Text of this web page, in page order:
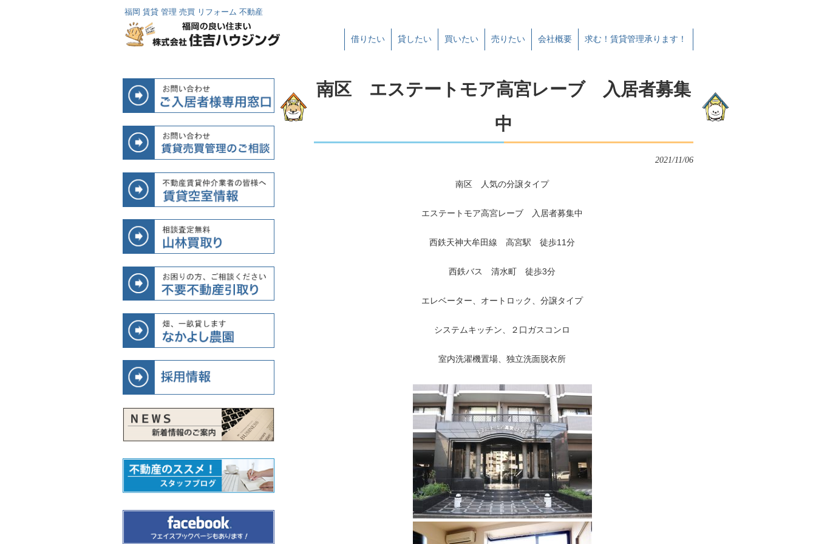
福岡 賃貸 管理 売買 リフォーム 不動産
借りたい 貸したい 買いたい 売りたい 会社概要 求む！賃貸管理承ります！
南区 エステートモア高宮レーブ 入居者募集
中
2021/11/06
南区 人気の分譲タイプ
エステートモア高宮レーブ 入居者募集中
西鉄天神大牟田線 高宮駅 徒歩11分
西鉄バス 清水町 徒歩3分
エレベーター、オートロック、分譲タイプ
システムキッチン、２口ガスコンロ
室内洗濯機置場、独立洗面脱衣所